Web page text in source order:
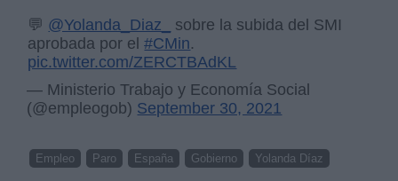
💬 @Yolanda_Diaz_
sobre la subida del SMI
aprobada por el#CMin.
pic.twitter.com/ZERCTBAdKL
— Ministerio Trabajo y Economía Social
(@empleogob) September 30, 2021
Empleo Paro España Gobierno Yolanda Díaz